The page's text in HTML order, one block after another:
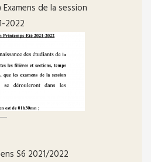
de la session
2022
S6 2021/2022